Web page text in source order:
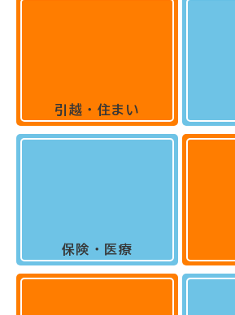
引越・住まい
保険・医療